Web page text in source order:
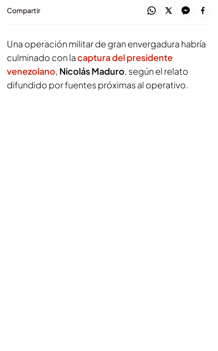
Compartir
Una operación militar de gran envergadura habría
culminado con lacaptura del presidente
venezolano, Nicolás Maduro, según el relato
difundido por fuentes próximas al operativo.